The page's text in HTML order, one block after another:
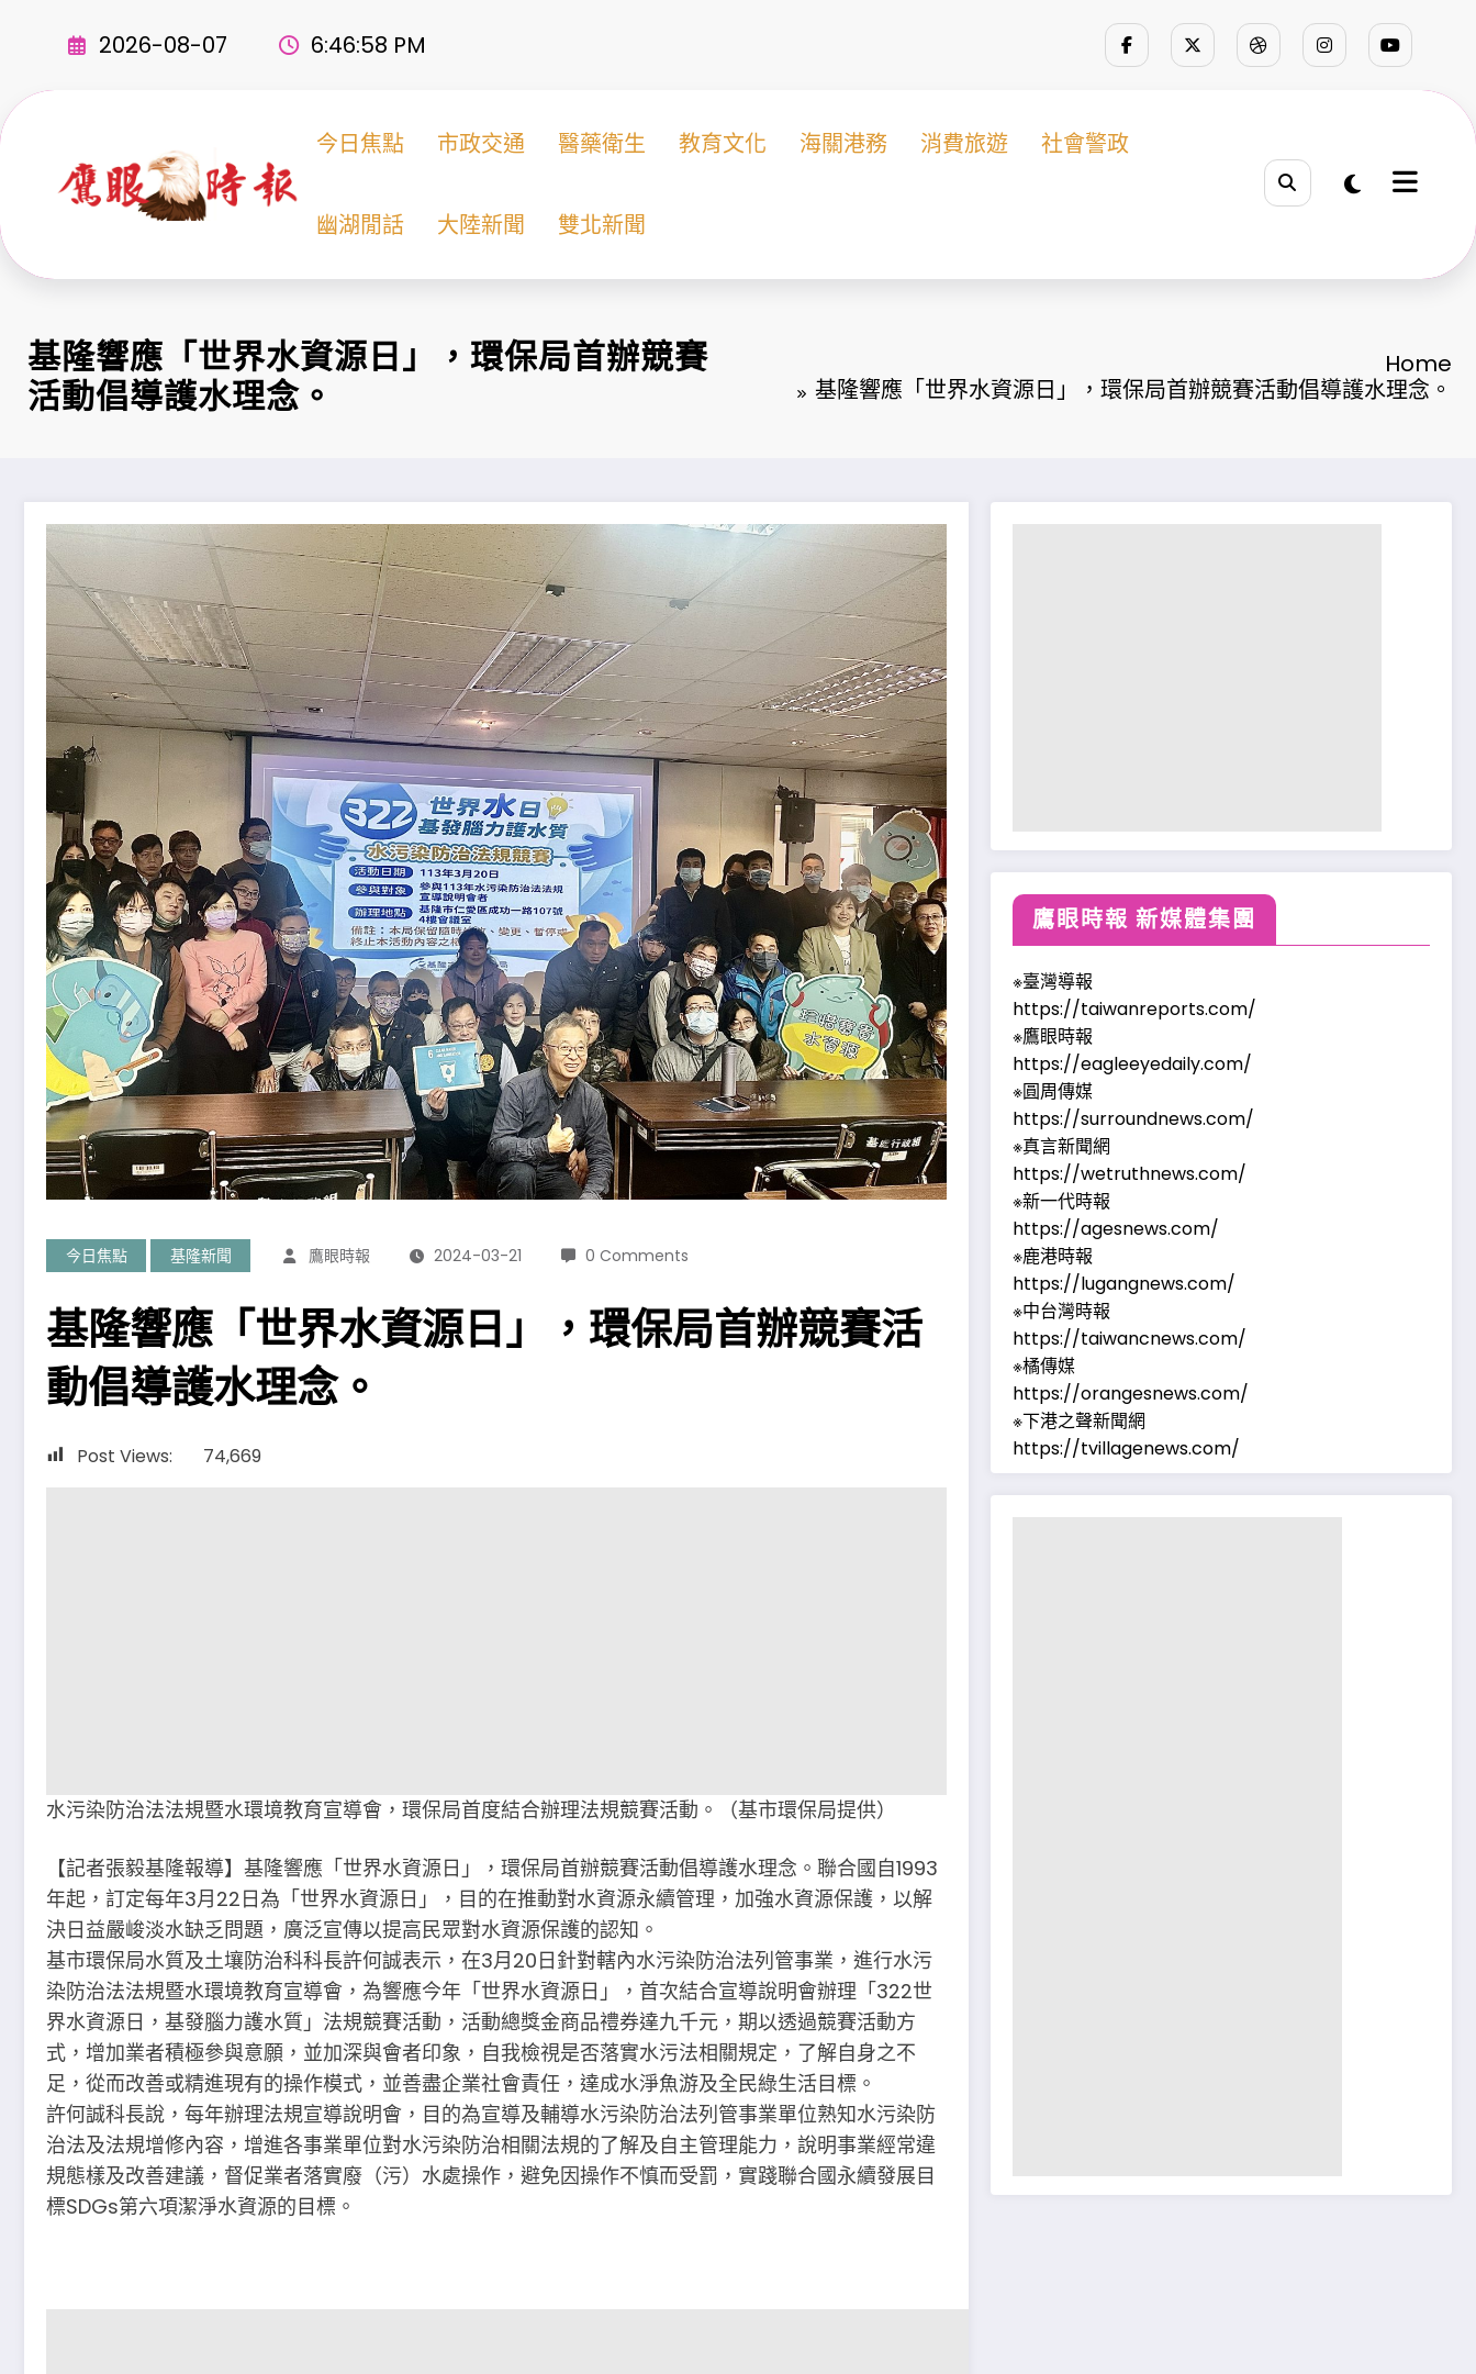
2026-08-07 6:46:59 PM
今日焦點 市政交通 醫藥衛生 教育文化 海關港務 消費旅遊 社會警政
幽湖閒話 大陸新聞 雙北新聞
基隆響應「世界水資源日」，環保局首辦競賽
活動倡導護水理念。
Home
基隆響應「世界水資源日」，環保局首辦競賽活動倡導護水理念。
今日焦點 基隆新聞 鷹眼時報 2024-03-21 0 Comments
基隆響應「世界水資源日」，環保局首辦競賽活
動倡導護水理念。
Post Views: 74,669
水污染防治法法規暨水環境教育宣導會，環保局首度結合辦理法規競賽活動。（基市環保局提供）
【記者張毅基隆報導】基隆響應「世界水資源日」，環保局首辦競賽活動倡導護水理念。聯合國自1993
年起，訂定每年3月22日為「世界水資源日」，目的在推動對水資源永續管理，加強水資源保護，以解
決日益嚴峻淡水缺乏問題，廣泛宣傳以提高民眾對水資源保護的認知。
基市環保局水質及土壤防治科科長許何誠表示，在3月20日針對轄內水污染防治法列管事業，進行水污
染防治法法規暨水環境教育宣導會，為響應今年「世界水資源日」，首次結合宣導說明會辦理「322世
界水資源日，基發腦力護水質」法規競賽活動，活動總獎金商品禮券達九千元，期以透過競賽活動方
式，增加業者積極參與意願，並加深與會者印象，自我檢視是否落實水污法相關規定，了解自身之不
足，從而改善或精進現有的操作模式，並善盡企業社會責任，達成水淨魚游及全民綠生活目標。
許何誠科長說，每年辦理法規宣導說明會，目的為宣導及輔導水污染防治法列管事業單位熟知水污染防
治法及法規增修內容，增進各事業單位對水污染防治相關法規的了解及自主管理能力，說明事業經常違
規態樣及改善建議，督促業者落實廢（污）水處操作，避免因操作不慎而受罰，實踐聯合國永續發展目
標SDGs第六項潔淨水資源的目標。
鷹眼時報 新媒體集團
※臺灣導報
https://taiwanreports.com/
※鷹眼時報
https://eagleeyedaily.com/
※圓周傳媒
https://surroundnews.com/
※真言新聞網
https://wetruthnews.com/
※新一代時報
https://agesnews.com/
※鹿港時報
https://lugangnews.com/
※中台灣時報
https://taiwancnews.com/
※橘傳媒
https://orangesnews.com/
※下港之聲新聞網
https://tvillagenews.com/